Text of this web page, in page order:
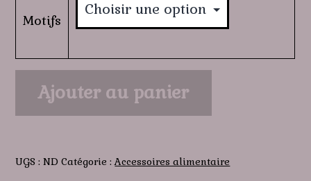
Motifs
Le
Gourmand
Ajouter au panier
UGS :ND Catégorie :Accessoires alimentaire